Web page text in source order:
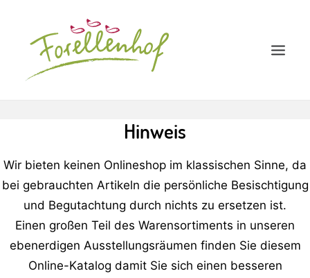
KONTAKT
Hinweis
Wir bieten keinen Onlineshop im klassischen Sinne, da
bei gebrauchten Artikeln die persönliche Besischtigung
und Begutachtung durch nichts zu ersetzen ist.
Einen großen Teil des Warensortiments in unseren
ebenerdigen Ausstellungsräumen finden Sie diesem
Online-Katalog damit Sie sich einen besseren